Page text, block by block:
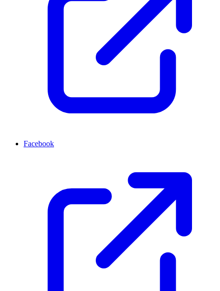
Facebook